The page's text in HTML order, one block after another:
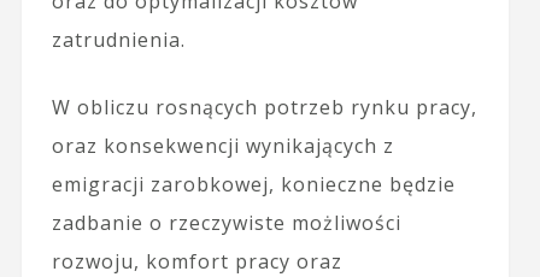
zatrudnienia.
W obliczu rosnących potrzeb rynku pracy,
oraz konsekwencji wynikających z
emigracji zarobkowej, konieczne będzie
zadbanie o rzeczywiste możliwości
rozwoju, komfort pracy oraz